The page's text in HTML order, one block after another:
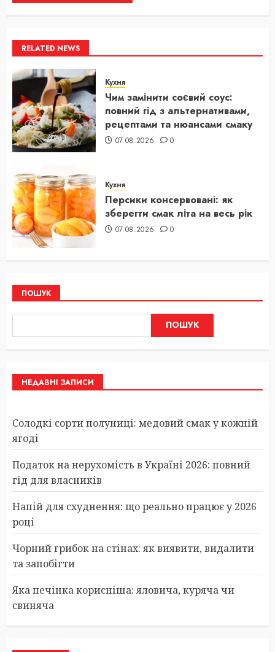
RELATED NEWS
Кухня
Чим замінити соєвий соус:
повний гід з альтернативами,
рецептами та нюансами смаку
07.08.2026 0
Кухня
Персики консервовані: як
зберегти смак літа на весь рік
07.08.2026 0
ПОШУК
ПОШУК
НЕДАВНІ ЗАПИСИ
Солодкі сорти полуниці: медовий смак у кожній
ягоді
Податок на нерухомість в Україні 2026: повний
гід для власників
Напій для схуднення: що реально працює у 2026
році
Чорний грибок на стінах: як виявити, видалити
та запобігти
Яка печінка корисніша: яловича, куряча чи
свиняча